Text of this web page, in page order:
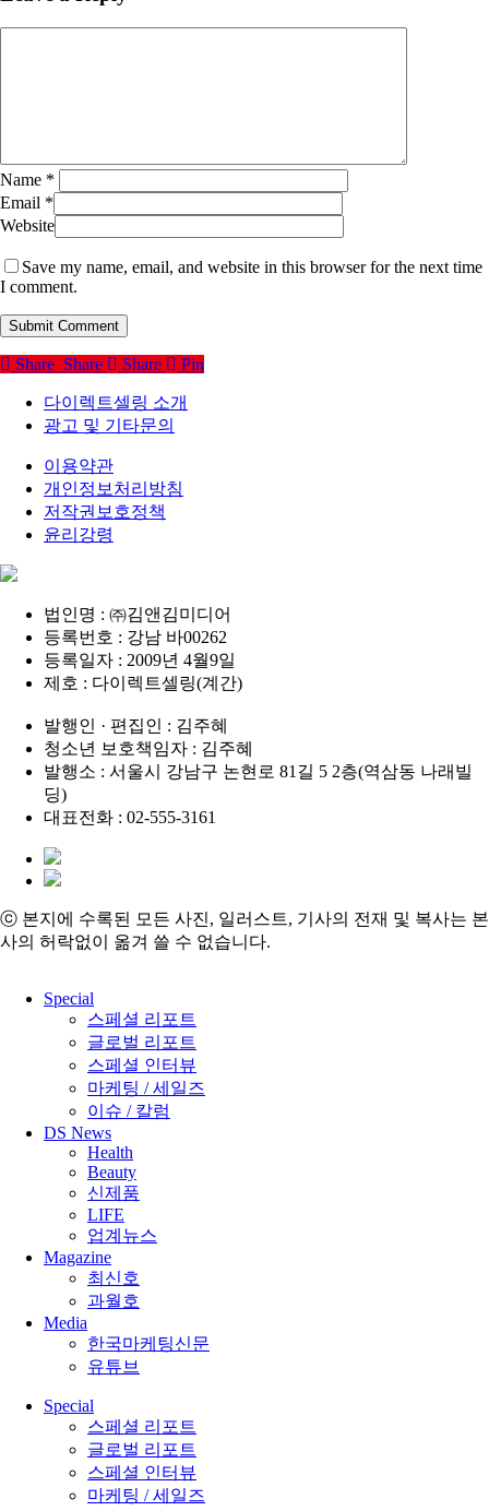
Name *
Email *
Website
Save my name, email, and website in this browser for the next time
I comment.
Share Share Share Pin
다이렉트셀링 소개
광고 및 기타문의
이용약관
개인정보처리방침
저작권보호정책
윤리강령
법인명 : ㈜김앤김미디어
등록번호 : 강남 바00262
등록일자 : 2009년 4월9일
제호 : 다이렉트셀링(계간)
발행인 · 편집인 : 김주혜
청소년 보호책임자 : 김주혜
발행소 : 서울시 강남구 논현로 81길 5 2층(역삼동 나래빌
딩)
대표전화 : 02-555-3161
ⓒ 본지에 수록된 모든 사진, 일러스트, 기사의 전재 및 복사는 본
사의 허락없이 옮겨 쓸 수 없습니다.
Close
Special
스페셜 리포트
글로벌 리포트
스페셜 인터뷰
마케팅 / 세일즈
이슈 / 칼럼
DS News
Health
Beauty
신제품
LIFE
업계뉴스
Magazine
최신호
과월호
Media
한국마케팅신문
유튜브
Special
스페셜 리포트
글로벌 리포트
스페셜 인터뷰
마케팅 / 세일즈